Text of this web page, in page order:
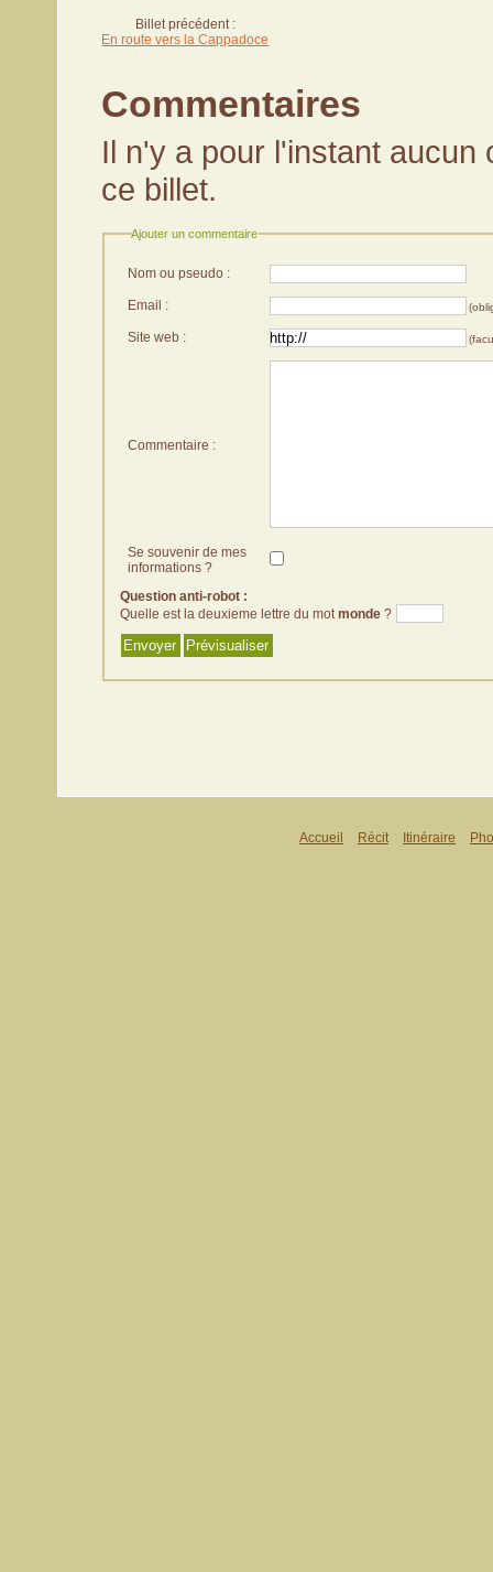
Billet précédent :
En route vers la Cappadoce
Commentaires
Il n'y a pour l'instant aucun
ce billet.
Ajouter un commentaire
Nom ou pseudo :
Email :
Site web :
Commentaire :
Se souvenir de mes
informations ?
Question anti-robot :
Quelle est la deuxieme lettre du motmonde ?
Accueil Récit Itinéraire